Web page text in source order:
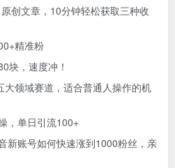
创文章，10分钟轻松获取三种收
精准粉
块，速度冲！
大领域赛道，适合普通人操作的机
，单日引流100+
新账号如何快速涨到1000粉丝，亲